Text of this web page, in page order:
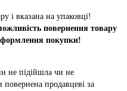
і вказана на упаковці!
повернення товару
покупки!
не підійшла чи не
повернена продавцеві за